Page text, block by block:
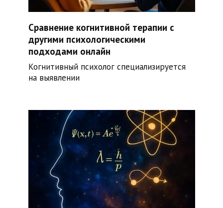
Сравнение когнитивной терапии с
другими психологическими
подходами онлайн
Когнитивный психолог специализируется
на выявлении